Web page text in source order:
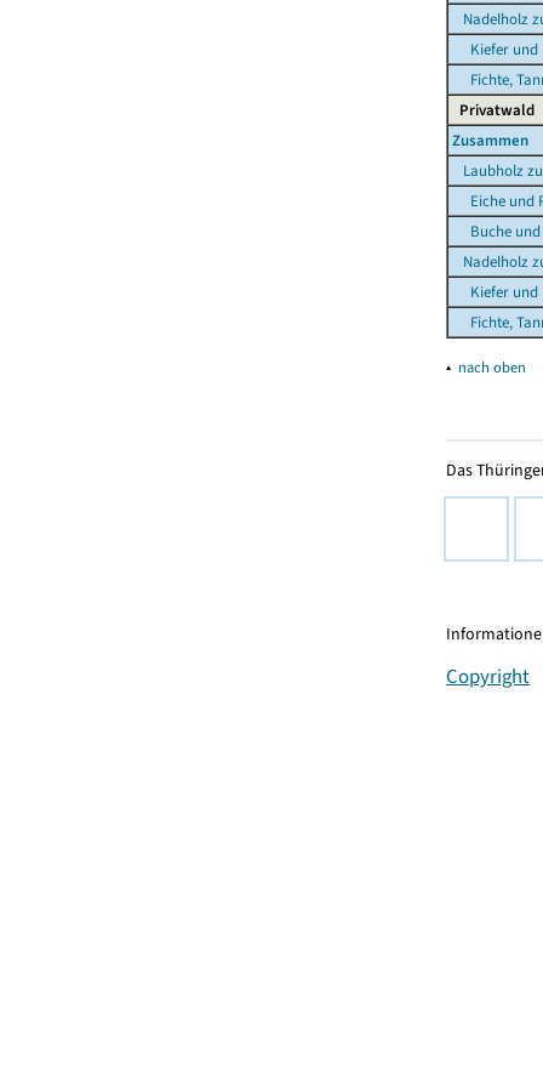
Nadelholz
Kiefer und
Fichte,
Privatwald
Zusammen
Laubholz
Eiche und
Buche und
Nadelholz
Kiefer und
Fichte,
▴ nach oben
Das
Copyright